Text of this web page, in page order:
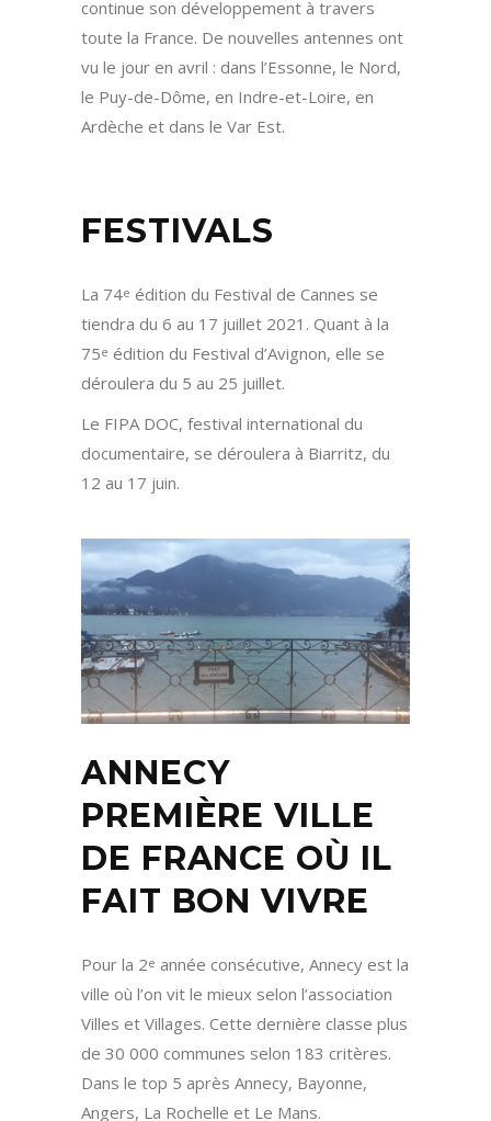
continue son développement à travers
toute la France. De nouvelles antennes ont
vu le jour en avril : dans l’Essonne, le Nord,
le Puy-de-Dôme, en Indre-et-Loire, en
Ardèche et dans le Var Est.
FESTIVALS
La 74e édition du Festival de Cannes se
tiendra du 6 au 17 juillet 2021. Quant à la
75e édition du Festival d’Avignon, elle se
déroulera du 5 au 25 juillet.
Le FIPA DOC, festival international du
documentaire, se déroulera à Biarritz, du
12 au 17 juin.
ANNECY
PREMIÈRE VILLE
DE FRANCE OÙ IL
FAIT BON VIVRE
Pour la 2e année consécutive, Annecy est la
ville où l’on vit le mieux selon l’association
Villes et Villages. Cette dernière classe plus
de 30 000 communes selon 183 critères.
Dans le top 5 après Annecy, Bayonne,
Angers, La Rochelle et Le Mans.